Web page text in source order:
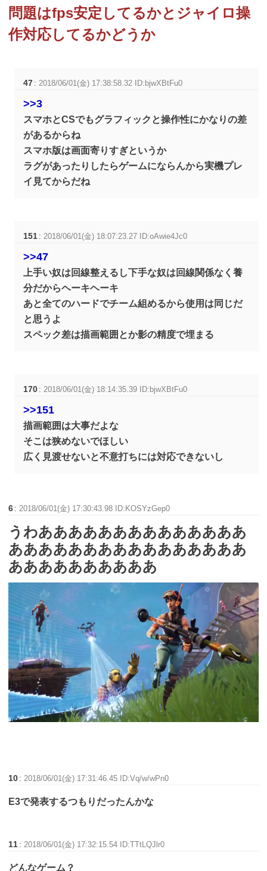
問題はfps安定してるかとジャイロ操
作対応してるかどうか
47 :2018/06/01(金) 17:38:58.32 ID:bjwXBtFu0
>>3
スマホとCSでもグラフィックと操作性にかなりの差
があるからね
スマホ版は画面寄りすぎというか
ラグがあったりしたらゲームにならんから実機プレ
イ見てからだね
151 :2018/06/01(金) 18:07:23.27 ID:oAwie4Jc0
>>47
上手い奴は回線整えるし下手な奴は回線関係なく養
分だからヘーキヘーキ
あと全てのハードでチーム組めるから使用は同じだ
と思うよ
スペック差は描画範囲とか影の精度で埋まる
170 :2018/06/01(金) 18:14:35.39 ID:bjwXBtFu0
>>151
描画範囲は大事だよな
そこは狭めないでほしい
広く見渡せないと不意打ちには対応できないし
6 :2018/06/01(金) 17:30:43.98 ID:KOSYzGep0
うわああああああああああああああ
ああああああああああああああああ
ああああああああああ
10 :2018/06/01(金) 17:31:46.45 ID:Vq/w/wPn0
E3で発表するつもりだったんかな
11 :2018/06/01(金) 17:32:15.54 ID:TTtLQJlr0
どんなゲーム？